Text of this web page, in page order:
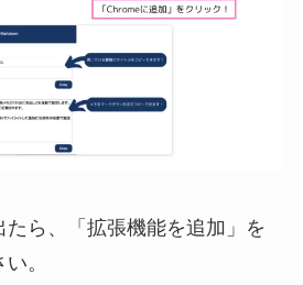
ら、「拡張機能を追加」を
。